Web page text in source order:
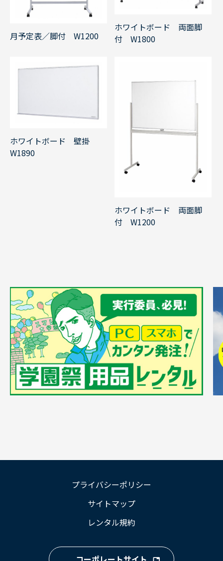
月予定表／脚付 W1200
ホワイトボード 両面脚
付 W1800
ホワイトボード 壁掛
W1890
ホワイトボード 両面脚
付 W1200
プライバシーポリシー
サイトマップ
レンタル規約